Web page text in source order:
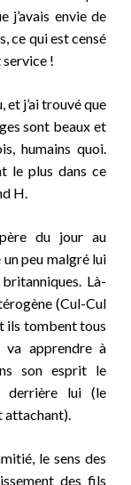
j’avais envie de
ce qui est censé
!
et j’ai trouvé que
sont beaux et
humains quoi.
le plus dans ce
H.
du jour au
peu malgré lui
Là-
(Cul-Cul
ils tombent tous
apprendre à
son esprit le
derrière lui (le
attachant).
le sens des
des fils